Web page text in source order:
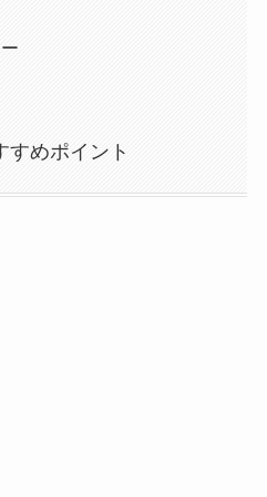
すめポイント